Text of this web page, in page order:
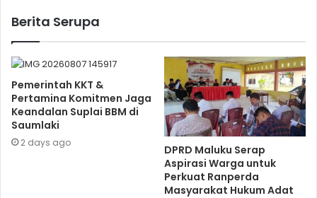
Berita Serupa
Pemerintah KKT &
Pertamina Komitmen Jaga
Keandalan Suplai BBM di
Saumlaki
2 days ago
DPRD Maluku Serap
Aspirasi Warga untuk
Perkuat Ranperda
Masyarakat Hukum Adat